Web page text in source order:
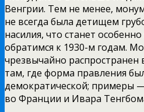
Венгрии. Тем не менее,
не всегда была детищем
насилия, что станет
обратимся к 1930-м годам.
чрезвычайно распространен
там, где форма правления
демократической; примеры
во Франции и Ивара